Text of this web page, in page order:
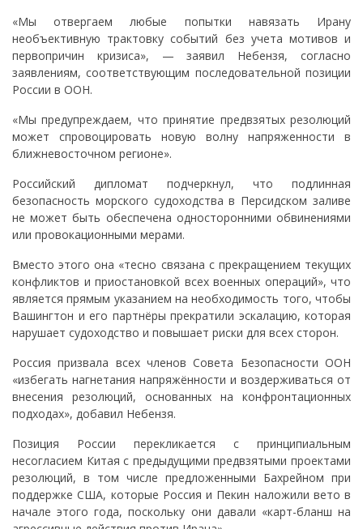
«Мы отвергаем любые попытки навязать Ирану
необъективную трактовку событий без учета мотивов и
первопричин кризиса», — заявил Небензя, согласно
заявлениям, соответствующим последовательной позиции
России в ООН.
«Мы предупреждаем, что принятие предвзятых резолюций
может спровоцировать новую волну напряженности в
ближневосточном регионе».
Российский дипломат подчеркнул, что подлинная
безопасность морского судоходства в Персидском заливе
не может быть обеспечена односторонними обвинениями
или провокационными мерами.
Вместо этого она «тесно связана с прекращением текущих
конфликтов и приостановкой всех военных операций», что
является прямым указанием на необходимость того, чтобы
Вашингтон и его партнёры прекратили эскалацию, которая
нарушает судоходство и повышает риски для всех сторон.
Россия призвала всех членов Совета Безопасности ООН
«избегать нагнетания напряжённости и воздерживаться от
внесения резолюций, основанных на конфронтационных
подходах», добавил Небензя.
Позиция России перекликается с принципиальным
несогласием Китая с предыдущими предвзятыми проектами
резолюций, в том числе предложенными Бахрейном при
поддержке США, которые Россия и Пекин наложили вето в
начале этого года, поскольку они давали «карт-бланш на